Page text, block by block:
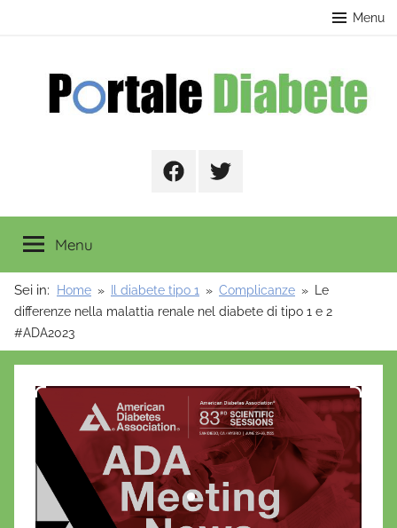
Menu
FacebookTwitter
Menu
Sei in: Home Il diabete tipo 1 Complicanze
Le
differenze nella malattia renale nel diabete di tipo 1 e 2
#ADA2023